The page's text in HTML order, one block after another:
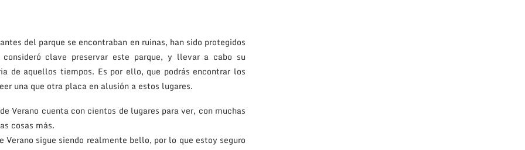
del parque se encontraban en ruinas, han sido protegidos
clave preservar este parque, y llevar a cabo su
de aquellos tiempos. Es por ello, que podrás encontrar los
una que otra placa en alusión a estos lugares.
Verano cuenta con cientos de lugares para ver, con muchas
cosas más.
sigue siendo realmente bello, por lo que estoy seguro